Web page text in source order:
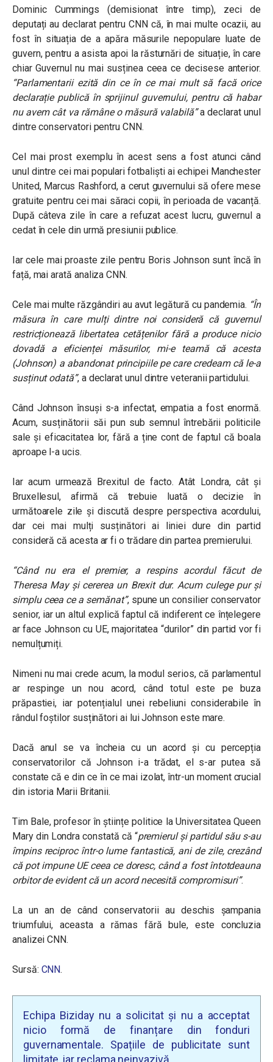
Dominic Cummings (demisionat între timp), zeci de
deputați au declarat pentru CNN că, în mai multe ocazii, au
fost în situația de a apăra măsurile nepopulare luate de
guvern, pentru a asista apoi la răsturnări de situație, în care
chiar Guvernul nu mai susținea ceea ce decisese anterior.
“Parlamentarii ezită din ce în ce mai mult să facă orice
declarație publică în sprijinul guvernului, pentru că habar
nu avem cât va rămâne o măsură valabilă”a declarat unul
dintre conservatori pentru CNN.
Cel mai prost exemplu în acest sens a fost atunci când
unul dintre cei mai populari fotbaliști ai echipei Manchester
United, Marcus Rashford, a cerut guvernului să ofere mese
gratuite pentru cei mai săraci copii, în perioada de vacanță.
După câteva zile în care a refuzat acest lucru, guvernul a
cedat în cele din urmă presiunii publice.
Iar cele mai proaste zile pentru Boris Johnson sunt încă în
față, mai arată analiza CNN.
Cele mai multe răzgândiri au avut legătură cu pandemia. “În
măsura în care mulți dintre noi consideră că guvernul
restricționează libertatea cetățenilor fără a produce nicio
dovadă a eficienței măsurilor, mi-e teamă că acesta
(Johnson) a abandonat principiile pe care credeam că le-a
susținut odată”, a declarat unul dintre veteranii partidului.
Când Johnson însuși s-a infectat, empatia a fost enormă.
Acum, susținătorii săi pun sub semnul întrebării politicile
sale și eficacitatea lor, fără a ține cont de faptul că boala
aproape l-a ucis.
Iar acum urmează Brexitul de facto. Atât Londra, cât și
Bruxellesul, afirmă că trebuie luată o decizie în
următoarele zile și discută despre perspectiva acordului,
dar cei mai mulți susținători ai liniei dure din partid
consideră că acesta ar fi o trădare din partea premierului.
“Când nu era el premier, a respins acordul făcut de
Theresa May și cererea un Brexit dur. Acum culege pur și
simplu ceea ce a semănat”, spune un consilier conservator
senior, iar un altul explică faptul că indiferent ce înțelegere
ar face Johnson cu UE, majoritatea “durilor” din partid vor fi
nemulțumiți.
Nimeni nu mai crede acum, la modul serios, că parlamentul
ar respinge un nou acord, când totul este pe buza
prăpastiei, iar potențialul unei rebeliuni considerabile în
rândul foștilor susținători ai lui Johnson este mare.
Dacă anul se va încheia cu un acord și cu percepția
conservatorilor că Johnson i-a trădat, el s-ar putea să
constate că e din ce în ce mai izolat, într-un moment crucial
din istoria Marii Britanii.
Tim Bale, profesor în științe politice la Universitatea Queen
Mary din Londra constată că “premierul și partidul său s-au
împins reciproc într-o lume fantastică, ani de zile, crezând
că pot impune UE ceea ce doresc, când a fost întotdeauna
orbitor de evident că un acord necesită compromisuri”.
La un an de când conservatorii au deschis șampania
triumfului, aceasta a rămas fără bule, este concluzia
analizei CNN.
Sursă: CNN.
Echipa Biziday nu a solicitat și nu a acceptat
nicio formă de finanțare din fonduri
guvernamentale. Spațiile de publicitate sunt
limitate, iar reclama neinvazivă.